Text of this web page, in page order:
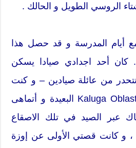
الروسي الطويل و الحالك .
أيام المدرسة و قد حصل هذا
كان أحد اجدادي صيادا يسكن
من عائلة صيادين – و كنت
اذهب كل صيف الى Kaluga Oblast البعيدة و أتماهى
عبر الصيد في تلك الاصقاع
، و كانت قصتي الأولى عن إوزة